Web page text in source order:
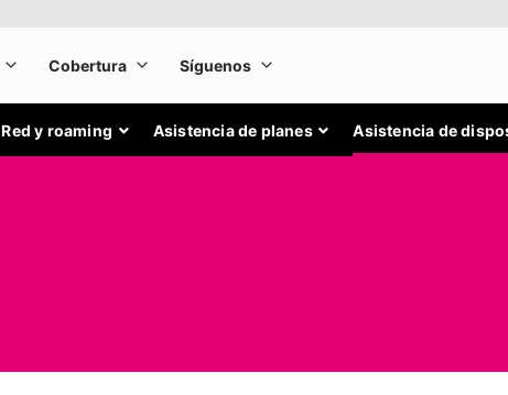
Red y roaming Asistencia de planes Asistencia de